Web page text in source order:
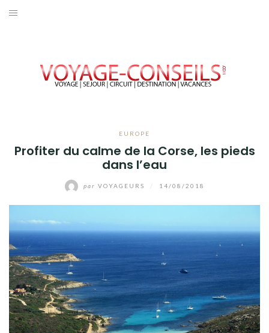
Aller
EUROPE
Profiter du calme de la Corse, les pieds
dans l’eau
par VOYAGEURS 14/08/2018
OCEANIE